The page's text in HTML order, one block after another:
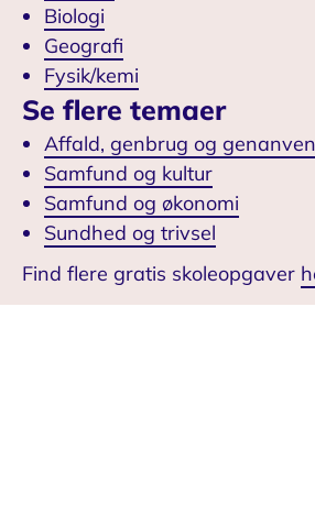
Biologi
Geografi
Fysik/kemi
Se flere temaer
Affald, genbrug og
Samfund og kultur
Samfund og økonomi
Sundhed og trivsel
Find flere gratis skoleopgaver